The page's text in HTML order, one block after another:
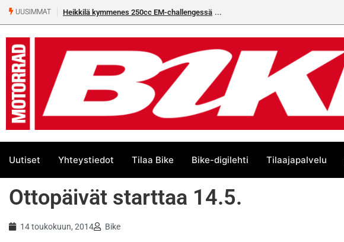
UUSIMMAT Heikkilä kymmenes 250cc EM-challengessä
Uutiset Yhteystiedot Tilaa Bike Bike-digilehti Tilaajapalvelu
Ottopäivät starttaa 14.5.
14 toukokuun, 2014 Bike